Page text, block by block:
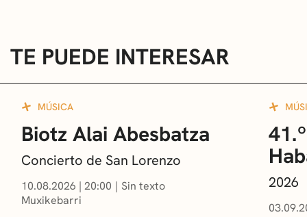
TE PUEDE INTERESAR
MÚSICA
Biotz Alai Abesbatza
Concierto de San Lorenzo
10.08.2026 | 20:00
Sin texto
Muxikebarri
2026